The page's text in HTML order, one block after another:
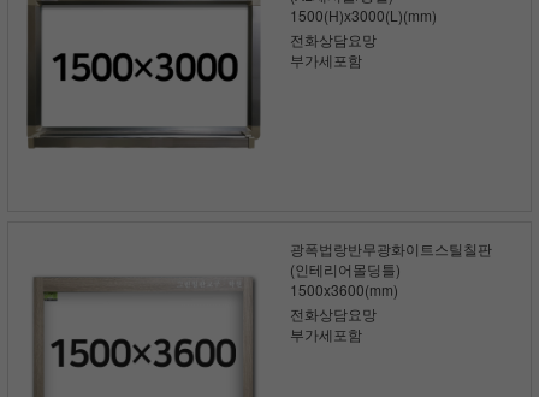
1500(H)x3000(L)(mm)
전화상담요망
부가세포함
광폭법랑반무광화이트스틸칠판
(인테리어몰딩틀)
1500x3600(mm)
전화상담요망
부가세포함